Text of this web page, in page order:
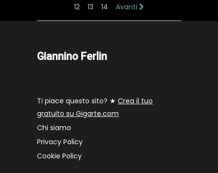
12
13 14 Avanti
Giannino Ferlin
Ti piace questo sito? ★ Crea il tuo
gratuito su Gigarte.com
Chi siamo
Privacy Policy
Cookie Policy